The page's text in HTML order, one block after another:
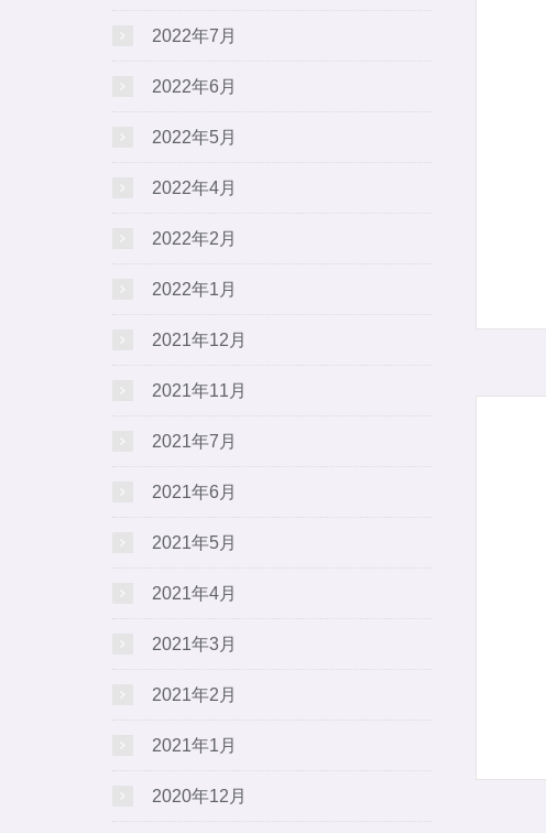
2022年7月
2022年6月
2022年5月
2022年4月
2022年2月
2022年1月
2021年12月
2021年11月
2021年7月
2021年6月
2021年5月
2021年4月
2021年3月
2021年2月
2021年1月
2020年12月